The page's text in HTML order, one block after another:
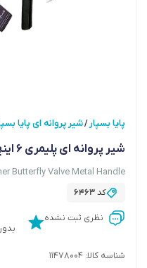
پایا بسپار /شیر پروانه ای پایا
شیر پروانه ای پلیمری 6 اینچ دسته فلزی (پایا بسپار)
Butterfly Valve Metal Handle
کد6463
نظری ثبت نشده
شناسه کالا: 11478004